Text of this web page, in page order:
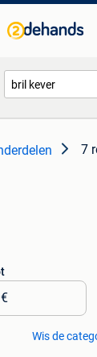
7
€
Wis de